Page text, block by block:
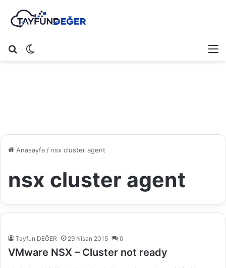
Arama yap ...
Anasayfa/ nsx cluster agent
nsx cluster agent
Tayfun DEĞER 29 Nisan 2015 0
VMware NSX – Cluster not ready